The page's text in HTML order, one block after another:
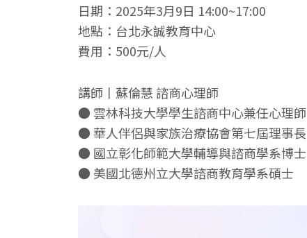
日期：2025年3月9日 14:00~17:00
地點：台北永誠教育中心
費用：500元/人
講師丨蘇倫慧 諮商心理師
● 雲林科技大學學生諮商中心兼任心理師
● 華人伴侶與家族治療協會第七屆理事長
● 國立彰化師範大學輔導與諮商學系博士
● 美國北德州立大學諮商教育學系碩士